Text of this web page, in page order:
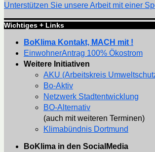
Unterstützen Sie unsere Arbeit mit einer
Wichtiges + Links
BoKlima Kontakt, MACH mit !
EinwohnerAntrag 100% Ökostrom
Weitere Initiativen
AKU (Arbeitskreis
Bo-Aktiv
Netzwerk Stadtentwicklung
BO-Alternativ
(auch mit weiteren Terminen)
Klimabündnis Dortmund
BoKlima in den SocialMedia